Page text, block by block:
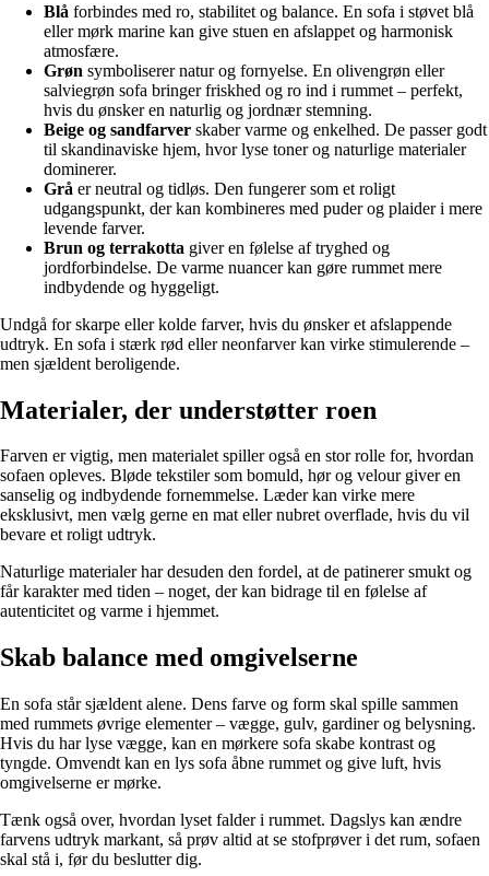
Blå forbindes med ro, stabilitet og balance. En sofa i støvet blå
eller mørk marine kan give stuen en afslappet og harmonisk
atmosfære.
Grøn symboliserer natur og fornyelse. En olivengrøn eller
salviegrøn sofa bringer friskhed og ro ind i rummet – perfekt,
hvis du ønsker en naturlig og jordnær stemning.
Beige og sandfarver skaber varme og enkelhed. De passer godt
til skandinaviske hjem, hvor lyse toner og naturlige materialer
dominerer.
Grå er neutral og tidløs. Den fungerer som et roligt
udgangspunkt, der kan kombineres med puder og plaider i mere
levende farver.
Brun og terrakotta giver en følelse af tryghed og
jordforbindelse. De varme nuancer kan gøre rummet mere
indbydende og hyggeligt.
Undgå for skarpe eller kolde farver, hvis du ønsker et afslappende
udtryk. En sofa i stærk rød eller neonfarver kan virke stimulerende –
men sjældent beroligende.
Materialer, der understøtter roen
Farven er vigtig, men materialet spiller også en stor rolle for, hvordan
sofaen opleves. Bløde tekstiler som bomuld, hør og velour giver en
sanselig og indbydende fornemmelse. Læder kan virke mere
eksklusivt, men vælg gerne en mat eller nubret overflade, hvis du vil
bevare et roligt udtryk.
Naturlige materialer har desuden den fordel, at de patinerer smukt og
får karakter med tiden – noget, der kan bidrage til en følelse af
autenticitet og varme i hjemmet.
Skab balance med omgivelserne
En sofa står sjældent alene. Dens farve og form skal spille sammen
med rummets øvrige elementer – vægge, gulv, gardiner og belysning.
Hvis du har lyse vægge, kan en mørkere sofa skabe kontrast og
tyngde. Omvendt kan en lys sofa åbne rummet og give luft, hvis
omgivelserne er mørke.
Tænk også over, hvordan lyset falder i rummet. Dagslys kan ændre
farvens udtryk markant, så prøv altid at se stofprøver i det rum, sofaen
skal stå i, før du beslutter dig.